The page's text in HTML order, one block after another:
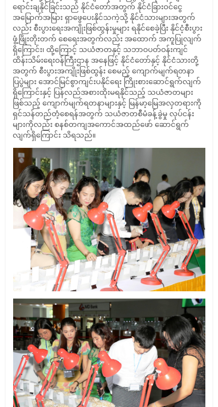
ရောင်းချနိုင်ခြင်းသည် နိုင်ငံတော်အတွက် နိုင်ငံခြားဝင်ငွေ
အမြောက်အမြား ရှာဖွေပေးနိုင်သကဲ့သို့ နိုင်ငံသားများအတွက်
လည်း စီးပွားရေးအကျိုးဖြစ်ထွန်းမှုများ ရနိုင်စေခဲ့ပြီး နိုင်ငံ့စီးပွား
ဖွံ့ဖြိုးတိုးတက် စေရေးအတွက်လည်း အထောက် အကူပြုလျက်
ရှိကြောင်း၊ ထို့ကြောင့် သယံဇာတနှင့် သဘာဝပတ်ဝန်းကျင်
ထိန်းသိမ်းရေးဝန်ကြီးဌာန အနေဖြင့် နိုင်ငံတော်နှင့် နိုင်ငံသားတို့
အတွက် စီးပွားအကျိုးဖြစ်ထွန်း စေမည့် ကျောက်မျက်ရတနာ
ပြပွဲများ အောင်မြင်စွာကျင်းပနိုင်ရေး ကြိုးစားဆောင်ရွက်လျက်
ရှိကြောင်းနှင့် ပြန်လည်အစားထိုးမရနိုင်သည့် သယံဇာတများ
ဖြစ်သည့် ကျောက်မျက်ရတနာများနှင့် မြန်မာ့မြေအလှတရားကို
ရှင်သန်တည်တံ့စေရန်အတွက် သယံဇာတစီမံခန့်ခွဲမှု လုပ်ငန်း
များကိုလည်း စနစ်တကျအကောင်အထည်ဖော် ဆောင်ရွက်
လျက်ရှိကြောင်း သိရသည်။